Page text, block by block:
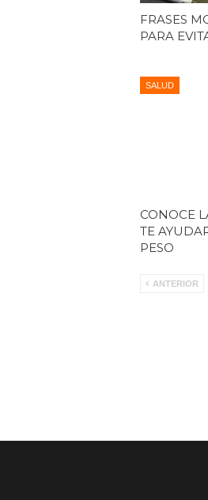
FRASES
PARA
SALUD
CONOCE
TE
PESO
ANTERIOR